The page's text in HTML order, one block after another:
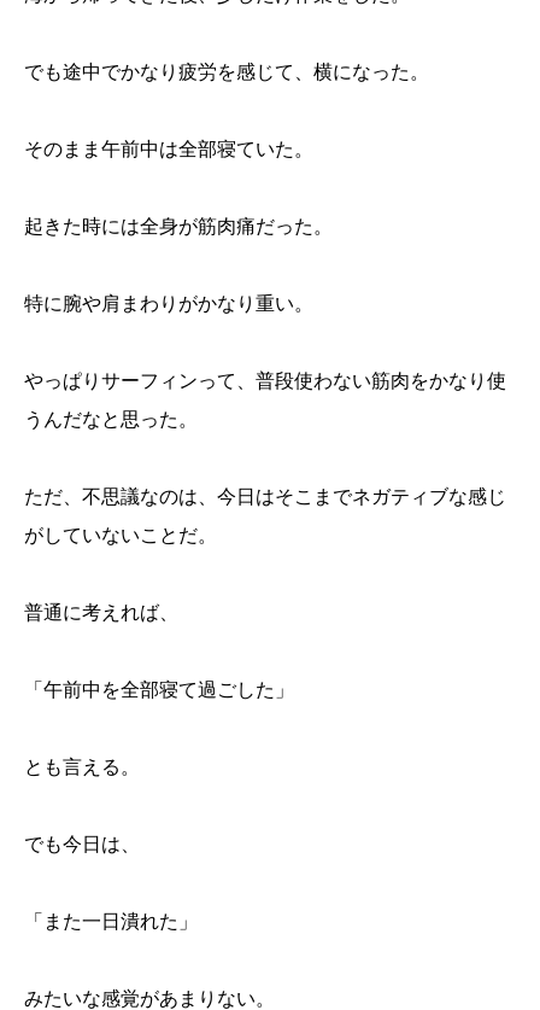
でも途中でかなり疲労を感じて、横になった。
そのまま午前中は全部寝ていた。
起きた時には全身が筋肉痛だった。
特に腕や肩まわりがかなり重い。
やっぱりサーフィンって、普段使わない筋肉をかなり使
うんだなと思った。
ただ、不思議なのは、今日はそこまでネガティブな感じ
がしていないことだ。
普通に考えれば、
「午前中を全部寝て過ごした」
とも言える。
でも今日は、
「また一日潰れた」
みたいな感覚があまりない。